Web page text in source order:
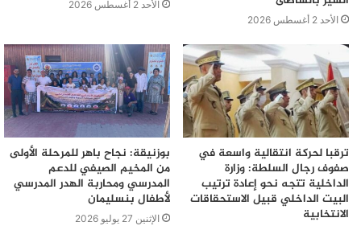
الأحد 2 أغسطس 2026
الأحد 2 أغسطس 2026
ترقبا لحركة انتقالية واسعة في
صفوف رجال السلطة: وزارة
الداخلية تتجه نحو إعادة ترتيب
البيت الداخلي قبيل الاستحقاقات
الانتخابية
بوزنيقة: نجاح باهر للمرحلة الأولى
من المخيم الصيفي للدعم
المدرسي ومحاربة الهدر المدرسي
لأطفال بنسليمان
الإثنين 27 يوليو 2026